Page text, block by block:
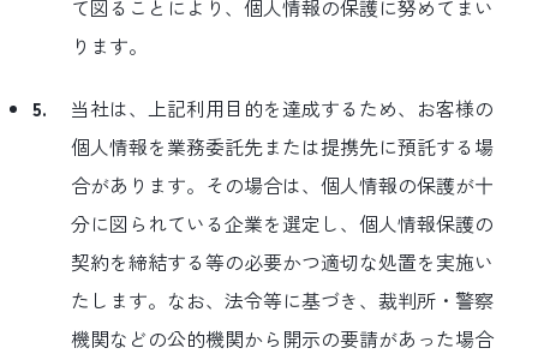
て図ることにより、個人情報の保護に努めてまい
ります。
5.
当社は、上記利用目的を達成するため、お客様の
個人情報を業務委託先または提携先に預託する場
合があります。その場合は、個人情報の保護が十
分に図られている企業を選定し、個人情報保護の
契約を締結する等の必要かつ適切な処置を実施い
たします。なお、法令等に基づき、裁判所・警察
機関などの公的機関から開示の要請があった場合